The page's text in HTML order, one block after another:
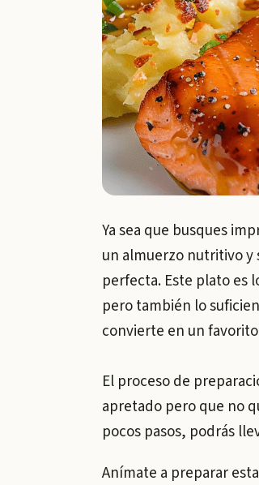
Ya sea que busques
un almuerzo nutritivo y
perfecta. Este plato es
pero también lo
convierte en un
El proceso de
apretado pero que no
pocos pasos, podrás
Anímate a preparar